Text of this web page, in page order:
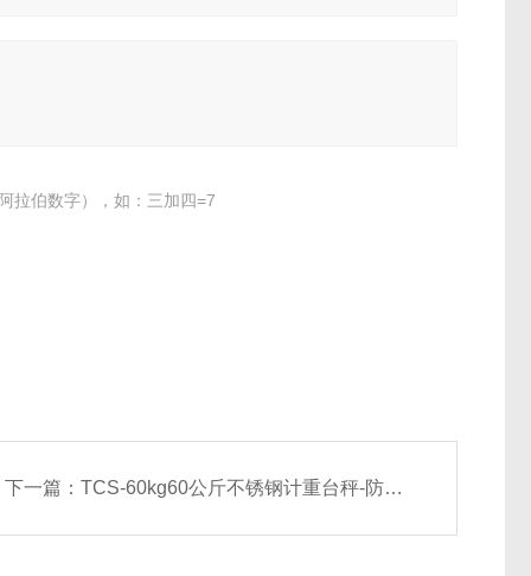
拉伯数字），如：三加四=7
下一篇： TCS-60kg60公斤不锈钢计重台秤-防水腐蚀电子台秤